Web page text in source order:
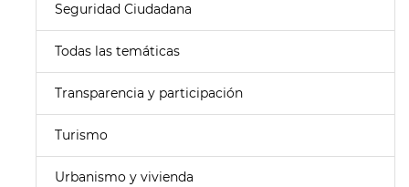
Seguridad Ciudadana
Todas las temáticas
Transparencia y participación
Turismo
Urbanismo y vivienda